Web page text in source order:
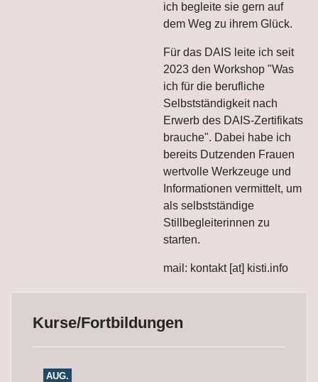
ich begleite sie gern auf
dem Weg zu ihrem Glück.
Für das DAIS leite ich seit
2023 den Workshop "Was
ich für die berufliche
Selbstständigkeit nach
Erwerb des DAIS-Zertifikats
brauche". Dabei habe ich
bereits Dutzenden Frauen
wertvolle Werkzeuge und
Informationen vermittelt, um
als selbstständige
Stillbegleiterinnen zu
starten.
mail: kontakt [at] kisti.info
Kurse/Fortbildungen
AUG.